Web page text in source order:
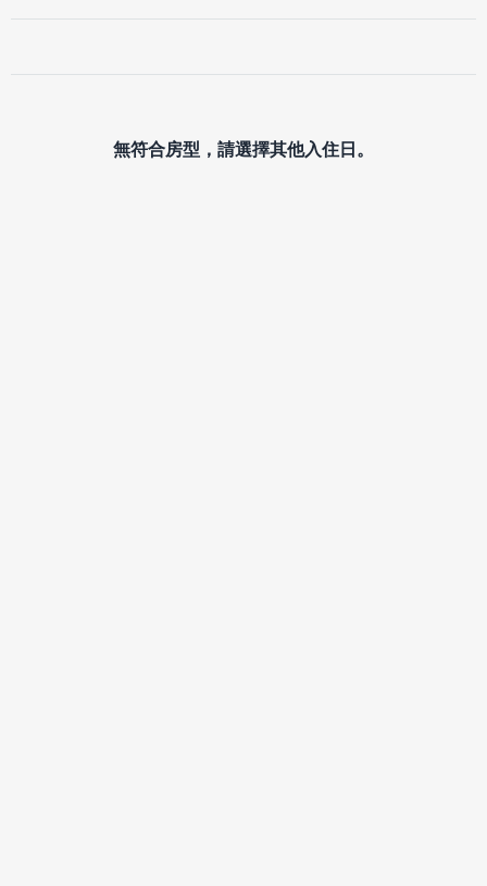
無符合房型，請選擇其他入住日。